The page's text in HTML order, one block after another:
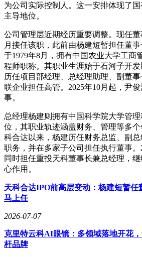
为公司实际控制人。这一安排体现了
主导地位。
公司管理层近期经历重要调整。现任
月接任该职，此前由杨建短暂担任董
于1979年8月，拥有中国农业大学工商
程师职称。其职业生涯始于石河子开发
历任项目部经理、总经理助理、副董
联企业担任高管。2025年10月起，尹
事。
总经理杨建则拥有中国科学院大学管
位，其职业轨迹涵盖财务、管理等多
科合达以来，杨建历任财务总监、副
职务，并在多家子公司担任执行董事。
同时担任重投天科董事长兼总经理，
心作用。
天科合达IPO前高层变动：杨建短暂任
马上任
2026-07-07
克里特云科AI眼镜：多领域落地开花
杆品牌